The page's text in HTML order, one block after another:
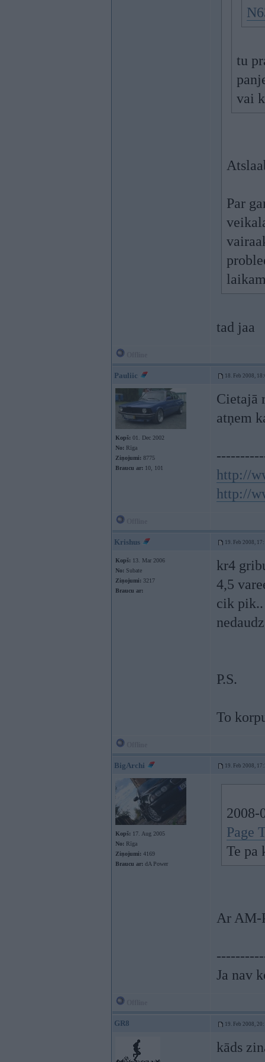
tu
vai
Par
tad jaa
Pauliic 18. Feb 2008,
Kopš: 01. Dec 2002
No: Rīga
Ziņojumi: 8775
Braucu ar: 10, 101
Cietajā
atņem
http://
http://
Krishus 19. Feb 2008,
Kopš: 13. Mar 2006
No: Subate
Ziņojumi: 3217
Braucu ar:
kr4
4,5
cik pik..
P.S.
To
BigArchi 19. Feb 2008,
Kopš: 17. Aug 2005
No: Rīga
Ziņojumi: 4169
Braucu ar: dA Power
2008-
Page
Te pa
Ar AM-
Ja nav
GR8 19. Feb 2008,
kāds